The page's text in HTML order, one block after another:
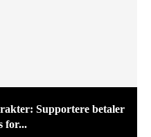
Supportere betaler
for...